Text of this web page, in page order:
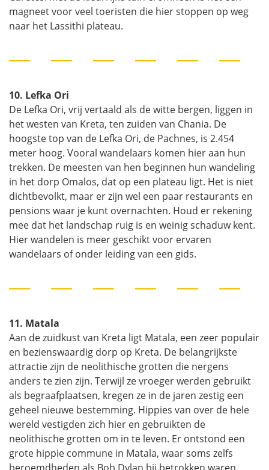
magneet voor veel toeristen die hier stoppen op weg
naar het Lassithi plateau.
10. Lefka Ori
De Lefka Ori, vrij vertaald als de witte bergen, liggen in
het westen van Kreta, ten zuiden van Chania. De
hoogste top van de Lefka Ori, de Pachnes, is 2.454
meter hoog. Vooral wandelaars komen hier aan hun
trekken. De meesten van hen beginnen hun wandeling
in het dorp Omalos, dat op een plateau ligt. Het is niet
dichtbevolkt, maar er zijn wel een paar restaurants en
pensions waar je kunt overnachten. Houd er rekening
mee dat het landschap ruig is en weinig schaduw kent.
Hier wandelen is meer geschikt voor ervaren
wandelaars of onder leiding van een gids.
11. Matala
Aan de zuidkust van Kreta ligt Matala, een zeer populair
en bezienswaardig dorp op Kreta. De belangrijkste
attractie zijn de neolithische grotten die nergens
anders te zien zijn. Terwijl ze vroeger werden gebruikt
als begraafplaatsen, kregen ze in de jaren zestig een
geheel nieuwe bestemming. Hippies van over de hele
wereld vestigden zich hier en gebruikten de
neolithische grotten om in te leven. Er ontstond een
grote hippie commune in Matala, waar soms zelfs